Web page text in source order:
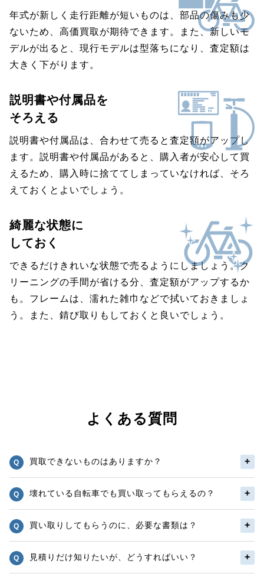
年式が新しく走行距離が短いものは、部品の傷みも少
ないため、高価買取が期待できます。また、新しいモ
デルが出ると、現行モデルは型落ちになり、査定額は
大きく下がります。
説明書や付属品を
そろえる
説明書や付属品は、合わせて売ると査定額がアップし
ます。説明書や付属品があると、購入者が安心して買
えるため、購入時に捨ててしまっていなければ、そろ
えておくとよいでしょう。
綺麗な状態に
しておく
できるだけきれいな状態で売るようにしましょう。ク
リーニングの手間が省ける分、査定額がアップするか
も。フレームは、濡れた雑巾などで拭いておきましょ
う。また、錆び取りもしておくと良いでしょう。
よくある質問
買取できないものはありますか？
壊れている自転車でも買い取ってもらえるの？
買い取りしてもらうのに、必要な書類は？
見積りだけ知りたいが、どうすればいい？